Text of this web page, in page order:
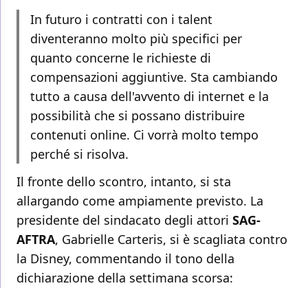
In futuro i contratti con i talent
diventeranno molto più specifici per
quanto concerne le richieste di
compensazioni aggiuntive. Sta cambiando
tutto a causa dell'avvento di internet e la
possibilità che si possano distribuire
contenuti online. Ci vorrà molto tempo
perché si risolva.
Il fronte dello scontro, intanto, si sta
allargando come ampiamente previsto. La
presidente del sindacato degli attori SAG-
AFTRA, Gabrielle Carteris, si è scagliata contro
la Disney, commentando il tono della
dichiarazione della settimana scorsa: